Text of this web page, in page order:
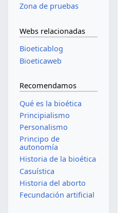
Zona de pruebas
Webs relacionadas
Bioeticablog
Bioeticaweb
Recomendamos
Qué es la bioética
Principialismo
Personalismo
Principo de
autonomía
Historia de la bioética
Casuística
Historia del aborto
Fecundación artificial